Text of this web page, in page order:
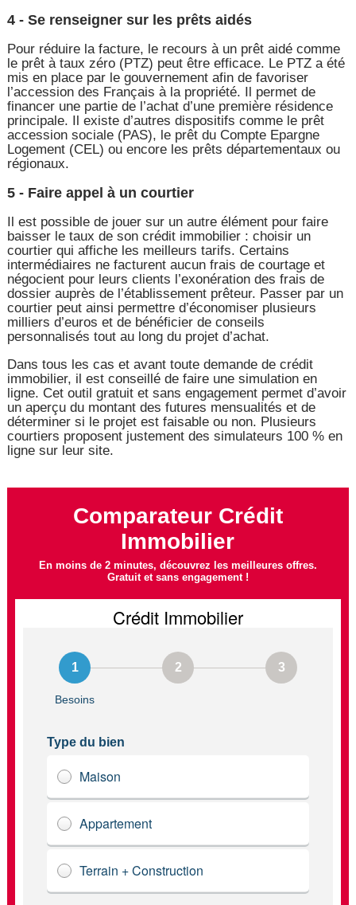
4 - Se renseigner sur les prêts aidés
Pour réduire la facture, le recours à un prêt aidé comme
le prêt à taux zéro (PTZ) peut être efficace. Le PTZ a été
mis en place par le gouvernement afin de favoriser
l’accession des Français à la propriété. Il permet de
financer une partie de l’achat d’une première résidence
principale. Il existe d’autres dispositifs comme le prêt
accession sociale (PAS), le prêt du Compte Epargne
Logement (CEL) ou encore les prêts départementaux ou
régionaux.
5 - Faire appel à un courtier
Il est possible de jouer sur un autre élément pour faire
baisser le taux de son crédit immobilier : choisir un
courtier qui affiche les meilleurs tarifs. Certains
intermédiaires ne facturent aucun frais de courtage et
négocient pour leurs clients l’exonération des frais de
dossier auprès de l’établissement prêteur. Passer par un
courtier peut ainsi permettre d’économiser plusieurs
milliers d’euros et de bénéficier de conseils
personnalisés tout au long du projet d’achat.
Dans tous les cas et avant toute demande de crédit
immobilier, il est conseillé de faire une simulation en
ligne. Cet outil gratuit et sans engagement permet d’avoir
un aperçu du montant des futures mensualités et de
déterminer si le projet est faisable ou non. Plusieurs
courtiers proposent justement des simulateurs 100 % en
ligne sur leur site.
Comparateur Crédit
Immobilier
En moins de 2 minutes, découvrez les meilleures offres.
Gratuit et sans engagement !